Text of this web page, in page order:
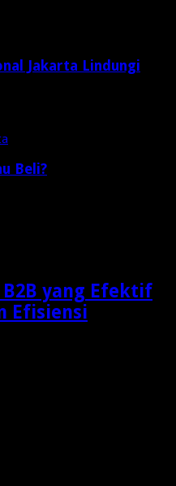
Jakarta Lindungi
Beli?
yang Efektif
Efisiensi